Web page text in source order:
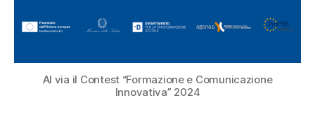
Al via il Contest “Formazione e Comunicazione
Innovativa” 2024